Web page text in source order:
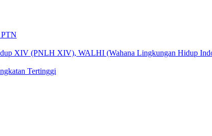
XIV (PNLH XIV), WALHI (Wahana Lingkungan Hidup
Tertinggi